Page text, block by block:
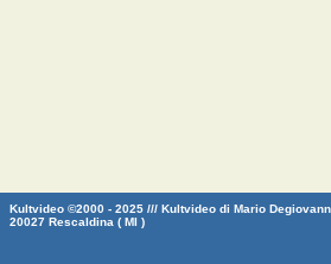
Kultvideo ©2000 - 2025 /// Kultvideo di Mario
20027 Rescaldina ( MI )